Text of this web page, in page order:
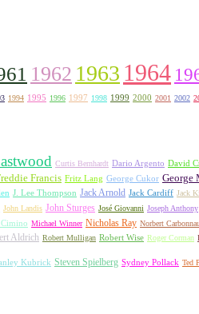
1962 1963 1964
1994 1995 1996 1997 1998 1999 2000 2001 2002
Curtis Bernhardt Dario Argento David
Francis Fritz Lang George Cukor George
J. Lee Thompson Jack Arnold Jack Cardiff Jack
John Landis John Sturges José Giovanni Joseph Anthony
Michael Winner Nicholas Ray Norbert
Aldrich Robert Mulligan Robert Wise Roger Corman
Kubrick Steven Spielberg Sydney Pollack Ted